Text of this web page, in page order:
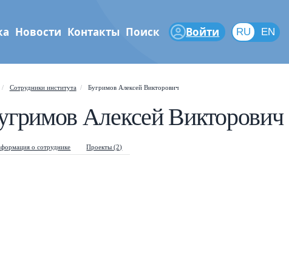
Новости Контакты Поиск Войти RU EN
RU
Сотрудники института Бугримов Алексей Викторович
Алексей Викторович
о сотруднике Проекты (2)
Shift